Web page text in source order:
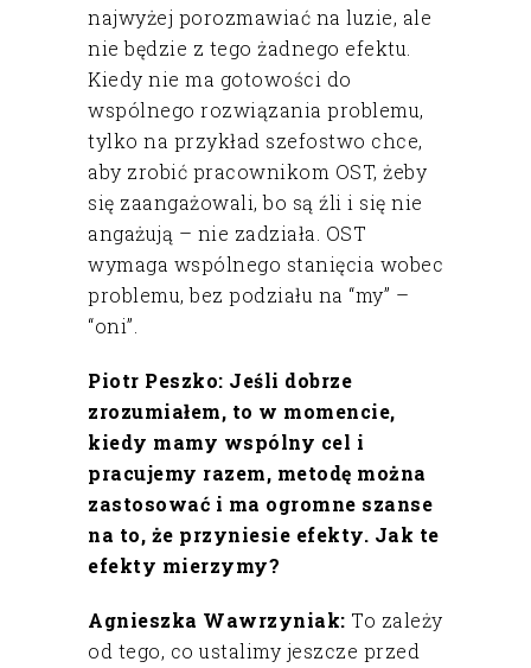
najwyżej porozmawiać na luzie, ale
nie będzie z tego żadnego efektu.
Kiedy nie ma gotowości do
wspólnego rozwiązania problemu,
tylko na przykład szefostwo chce,
aby zrobić pracownikom OST, żeby
się zaangażowali, bo są źli i się nie
angażują – nie zadziała. OST
wymaga wspólnego stanięcia wobec
problemu, bez podziału na “my” –
“oni”.
Piotr Peszko: Jeśli dobrze
zrozumiałem, to w momencie,
kiedy mamy wspólny cel i
pracujemy razem, metodę można
zastosować i ma ogromne szanse
na to, że przyniesie efekty. Jak te
efekty mierzymy?
Agnieszka Wawrzyniak: To zależy
od tego, co ustalimy jeszcze przed